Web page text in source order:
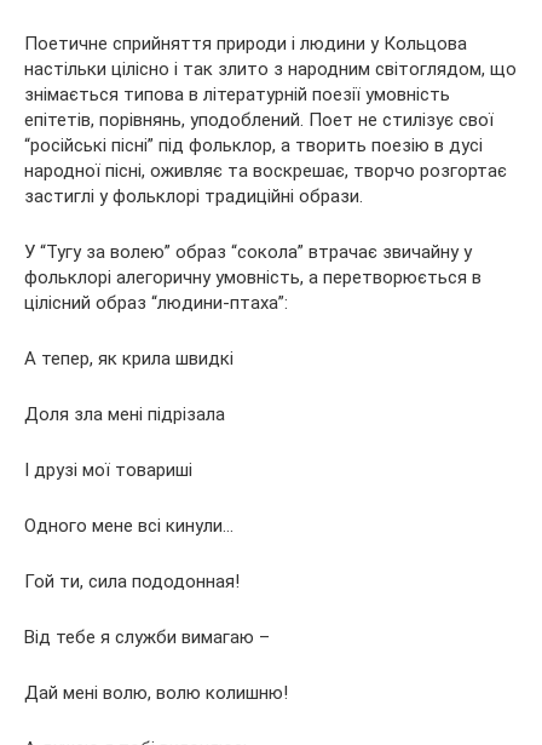
Поетичне сприйняття природи і людини у Кольцова
настільки цілісно і так злито з народним світоглядом, що
знімається типова в літературній поезії умовність
епітетів, порівнянь, уподоблений. Поет не стилізує свої
“російські пісні” під фольклор, а творить поезію в дусі
народної пісні, оживляє та воскрешає, творчо розгортає
застиглі у фольклорі традиційні образи.
У “Тугу за волею” образ “сокола” втрачає звичайну у
фольклорі алегоричну умовність, а перетворюється в
цілісний образ “людини-птаха”:
А тепер, як крила швидкі
Доля зла мені підрізала
І друзі мої товариші
Одного мене всі кинули…
Гой ти, сила пододонная!
Від тебе я служби вимагаю –
Дай мені волю, волю колишню!